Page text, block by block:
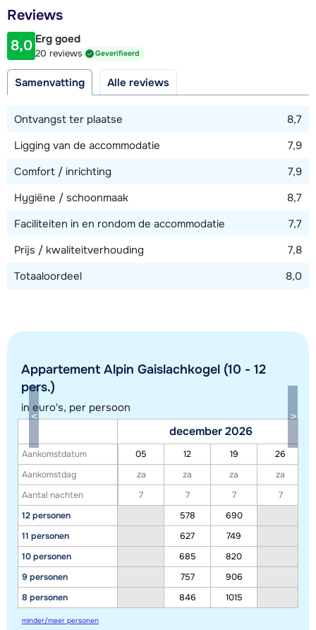
100 meter
Afstand tot piste
500 meter
50 meter
Bekijk kaart
Toon alle accommodaties in dit gebied
Deze kaart geeft een indicatie van de ligging van onze accommodaties. De
exacte locatie kan enigszins afwijken.
Reviews
8,0 Erg goed
20 reviews Geverifieerd
Samenvatting Alle reviews
Ontvangst ter plaatse
8,7
Ligging van de accommodatie
7,9
Comfort / inrichting
7,9
Hygiëne / schoonmaak
8,7
Faciliteiten in en rondom de accommodatie
7,7
Prijs / kwaliteitverhouding
7,8
Totaaloordeel
8,0
Appartement Alpin Gaislachkogel (10 - 12
pers.)
in euro's, per persoon
Aankomstdatum
Aankomstdag
Aantal nachten
12 personen
11 personen
10 personen
9 personen
8 personen
december 2026
05 12 19
26
za
za za
za
7
7 7
7
578
690
627
749
685
820
757
906
846
1015
minder/meer personen